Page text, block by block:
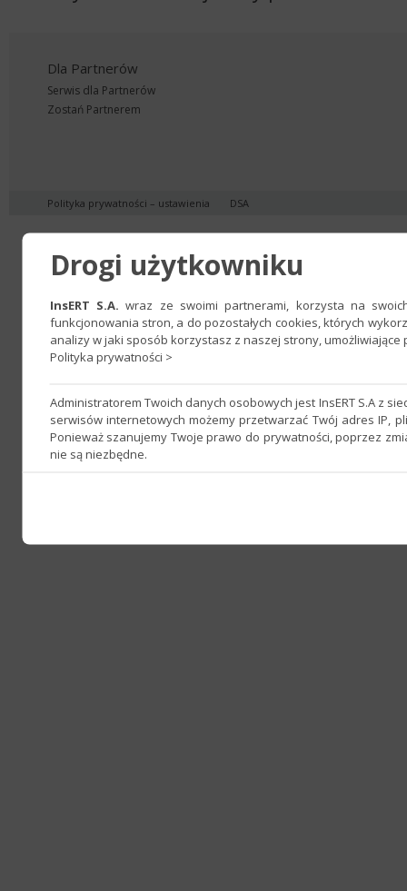
Dla Partnerów
Serwis dla Partnerów
Zostań Partnerem
Polityka prywatności – ustawienia DSA
Drogi użytkowniku
InsERT S.A. wraz ze swoimi partnerami, korzysta na
funkcjonowania stron, a do pozostałych cookies, których
analizy w jaki sposób korzystasz z naszej strony,
Polityka prywatności >
Administratorem Twoich danych osobowych jest InsERT S.A z
serwisów internetowych możemy przetwarzać Twój adres IP,
Ponieważ szanujemy Twoje prawo do prywatności, poprzez
nie są niezbędne.